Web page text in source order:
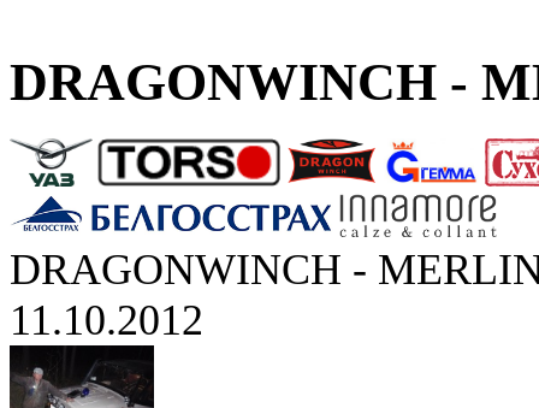
DRAGONWINCH -
DRAGONWINCH -
11.10.2012